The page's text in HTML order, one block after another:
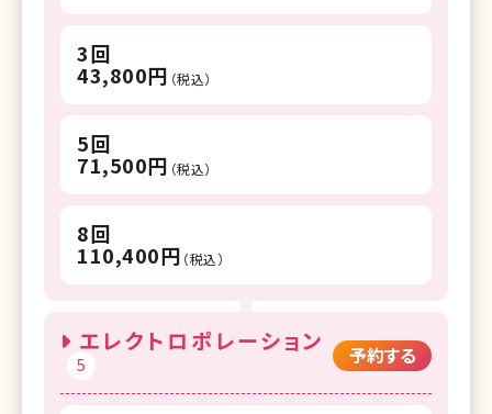
3回
43,800円 （税込）
5回
71,500円 （税込）
8回
110,400円 （税込）
エレクトロポレーション
5 予約する